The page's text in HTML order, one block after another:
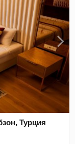
Турция